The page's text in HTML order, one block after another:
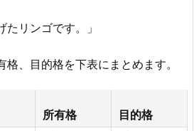
たリンゴです。」
、目的格を下表にまとめます。
所有格
目的格